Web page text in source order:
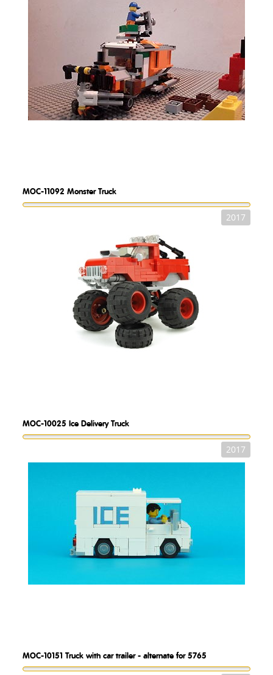
MOC-11092 Monster Truck
2017
MOC-10025 Ice Delivery Truck
2017
MOC-10151 Truck with car trailer - alternate for 5765